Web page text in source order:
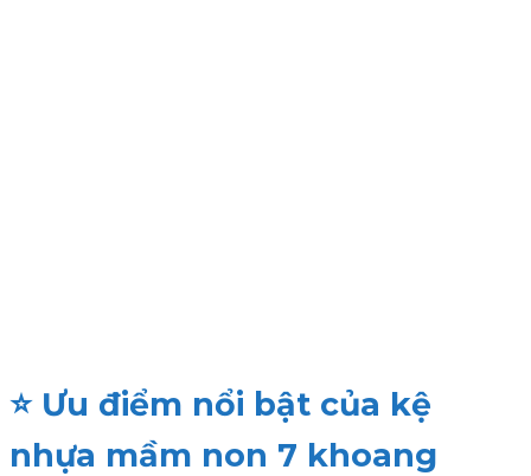
⭐ Ưu điểm nổi bật của kệ
nhựa mầm non 7 khoang